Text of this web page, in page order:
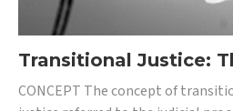
Transitional Justice:
CONCEPT The concept of